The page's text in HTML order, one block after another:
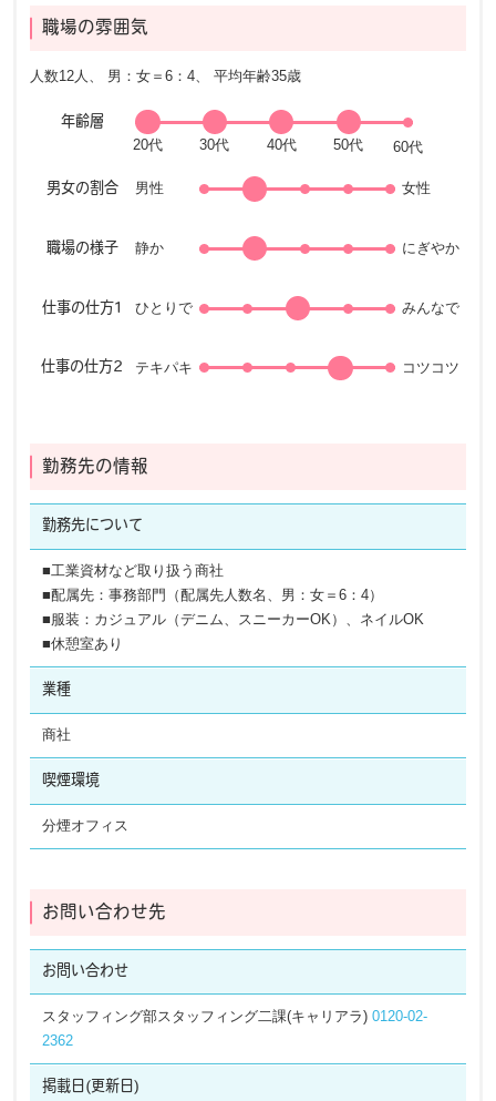
職場の雰囲気
人数12人、 男：女＝6：4、 平均年齢35歳
年齢層
男女の割合 男性 女性
職場の様子 静か にぎやか
仕事の仕方1 ひとりで みんなで
仕事の仕方2 テキパキ コツコツ
勤務先の情報
勤務先について
■工業資材など取り扱う商社
■配属先：事務部門（配属先人数名、男：女＝6：4）
■服装：カジュアル（デニム、スニーカーOK）、ネイルOK
■休憩室あり
業種
商社
喫煙環境
分煙オフィス
お問い合わせ先
お問い合わせ
スタッフィング部スタッフィング二課(キャリアラ)0120-02-
2362
掲載日 (更新日)